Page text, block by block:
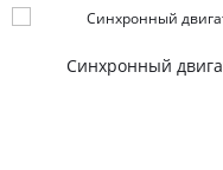
Синхронный